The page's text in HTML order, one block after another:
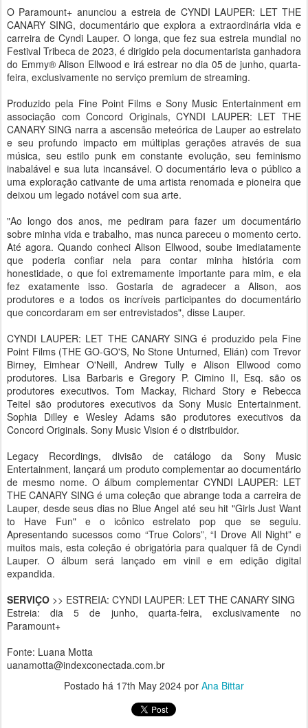
O Paramount+ anunciou a estreia de CYNDI LAUPER: LET THE
CANARY SING, documentário que explora a extraordinária vida e
carreira de Cyndi Lauper. O longa, que fez sua estreia mundial no
Festival Tribeca de 2023, é dirigido pela documentarista ganhadora
do Emmy® Alison Ellwood e irá estrear no dia 05 de junho, quarta-
feira, exclusivamente no serviço premium de streaming.
Produzido pela Fine Point Films e Sony Music Entertainment em
associação com Concord Originals, CYNDI LAUPER: LET THE
CANARY SING narra a ascensão meteórica de Lauper ao estrelato
e seu profundo impacto em múltiplas gerações através de sua
música, seu estilo punk em constante evolução, seu feminismo
inabalável e sua luta incansável. O documentário leva o público a
uma exploração cativante de uma artista renomada e pioneira que
deixou um legado notável com sua arte.
"Ao longo dos anos, me pediram para fazer um documentário
sobre minha vida e trabalho, mas nunca pareceu o momento certo.
Até agora. Quando conheci Alison Ellwood, soube imediatamente
que poderia confiar nela para contar minha história com
honestidade, o que foi extremamente importante para mim, e ela
fez exatamente isso. Gostaria de agradecer a Alison, aos
produtores e a todos os incríveis participantes do documentário
que concordaram em ser entrevistados", disse Lauper.
CYNDI LAUPER: LET THE CANARY SING é produzido pela Fine
Point Films (THE GO-GO'S, No Stone Unturned, Elián) com Trevor
Birney, Eimhear O'Neill, Andrew Tully e Alison Ellwood como
produtores. Lisa Barbaris e Gregory P. Cimino II, Esq. são os
produtores executivos. Tom Mackay, Richard Story e Rebecca
Teitel são produtores executivos da Sony Music Entertainment.
Sophia Dilley e Wesley Adams são produtores executivos da
Concord Originals. Sony Music Vision é o distribuidor.
Legacy Recordings, divisão de catálogo da Sony Music
Entertainment, lançará um produto complementar ao documentário
de mesmo nome. O álbum complementar CYNDI LAUPER: LET
THE CANARY SING é uma coleção que abrange toda a carreira de
Lauper, desde seus dias no Blue Angel até seu hit "Girls Just Want
to Have Fun" e o icônico estrelato pop que se seguiu.
Apresentando sucessos como “True Colors”, “I Drove All Night” e
muitos mais, esta coleção é obrigatória para qualquer fã de Cyndi
Lauper. O álbum será lançado em vinil e em edição digital
expandida.
SERVIÇO >> ESTREIA: CYNDI LAUPER: LET THE CANARY SING
Estreia: dia 5 de junho, quarta-feira, exclusivamente no
Paramount+
Fonte: Luana Motta
uanamotta@indexconectada.com.br
Postado há 17th May 2024 por Ana Bittar